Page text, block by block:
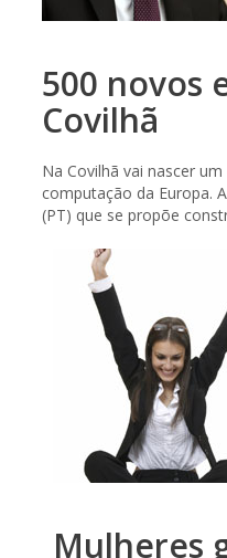
500 novos
Covilhã
Na Covilhã vai nascer
computação da Europa.
(PT) que se propõe
Mulheres